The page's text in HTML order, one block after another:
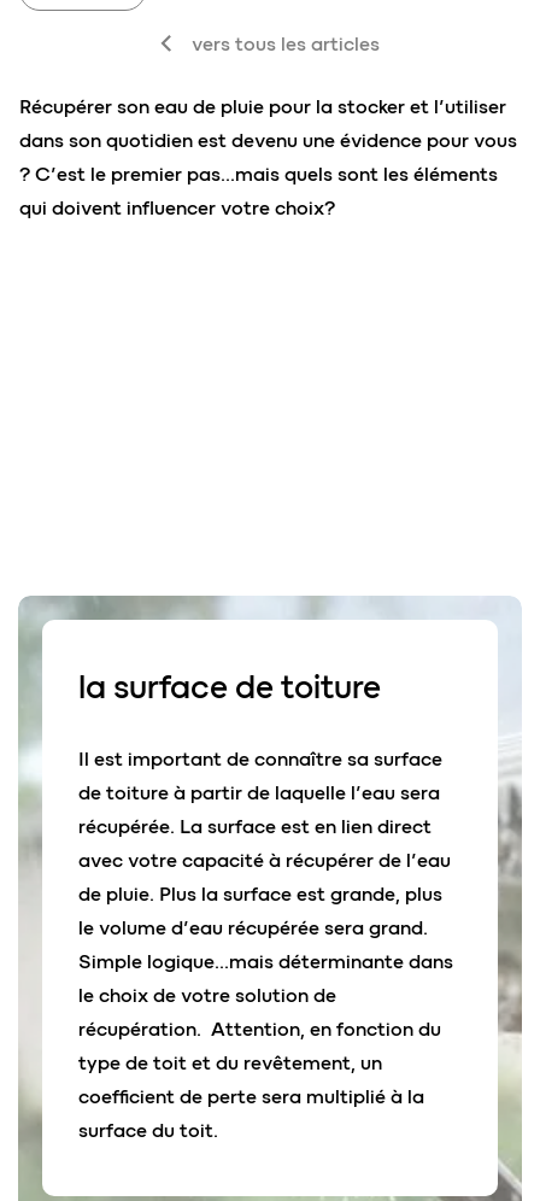
vers tous les articles
Récupérer son eau de pluie pour la stocker et l’utiliser
dans son quotidien est devenu une évidence pour vous
? C’est le premier pas…mais quels sont les éléments
qui doivent influencer votre choix?
la surface de toiture
Il est important de connaître sa surface
de toiture à partir de laquelle l’eau sera
récupérée. La surface est en lien direct
avec votre capacité à récupérer de l’eau
de pluie. Plus la surface est grande, plus
le volume d’eau récupérée sera grand.
Simple logique…mais déterminante dans
le choix de votre solution de
récupération. Attention, en fonction du
type de toit et du revêtement, un
coefficient de perte sera multiplié à la
surface du toit.